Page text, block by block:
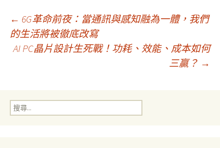
文
章
覽
← 6G革命前夜：當通訊與感知融為一體，我們
的生活將被徹底改寫
AI PC晶片設計生死戰！功耗、效能、成本如何
三贏？ →
搜
尋